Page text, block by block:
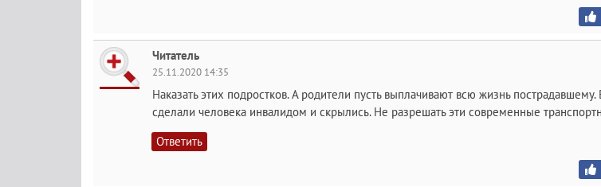
Читатель
25.11.2020 14:35
Наказать этих подростков. А родители пусть выплачивают всю жизнь пострадавшему.
сделали человека инвалидом и скрылись. Не разрешать эти современные
Ответить